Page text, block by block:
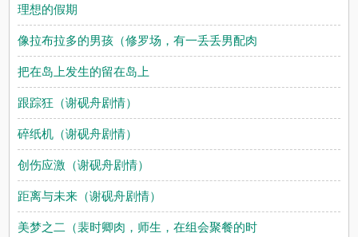
理想的假期
像拉布拉多的男孩（修罗场，有一丢丢男配肉
把在岛上发生的留在岛上
跟踪狂（谢砚舟剧情）
碎纸机（谢砚舟剧情）
创伤应激（谢砚舟剧情）
距离与未来（谢砚舟剧情）
美梦之二（裴时卿肉，师生，在组会聚餐的时